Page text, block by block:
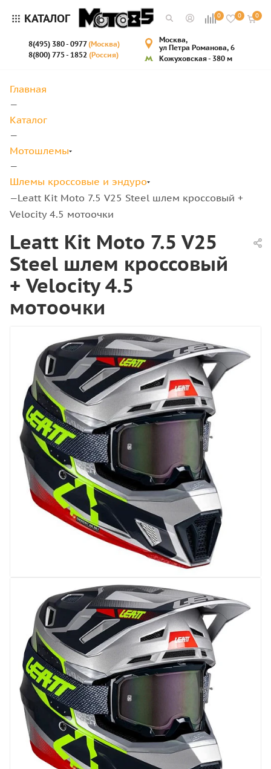
КАТАЛОГ 0 0 0
8(495) 380 - 0977(Москва)
8(800) 775 - 1852 (Россия)
Москва,
ул Петра Романова, 6
Кожуховская - 380 м
Главная
—
Каталог
—
Мотошлемы
—
Шлемы кроссовые и эндуро
—Leatt Kit Moto 7.5 V25 Steel шлем кроссовый +
Velocity 4.5 мотоочки
Leatt Kit Moto 7.5 V25
Steel шлем кроссовый
+ Velocity 4.5
мотоочки